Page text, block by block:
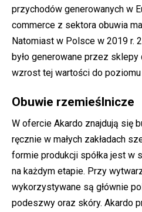
przychodów generowanych w
commerce z sektora obuwia
Natomiast w Polsce w 2019 r.
było generowane przez
wzrost tej wartości do poziomu
Obuwie rzemieślnicze
W ofercie Akardo znajdują się
ręcznie w małych zakładach
formie produkcji spółka jest w
na każdym etapie. Przy
wykorzystywane są głównie
podeszwy oraz skóry. Akardo